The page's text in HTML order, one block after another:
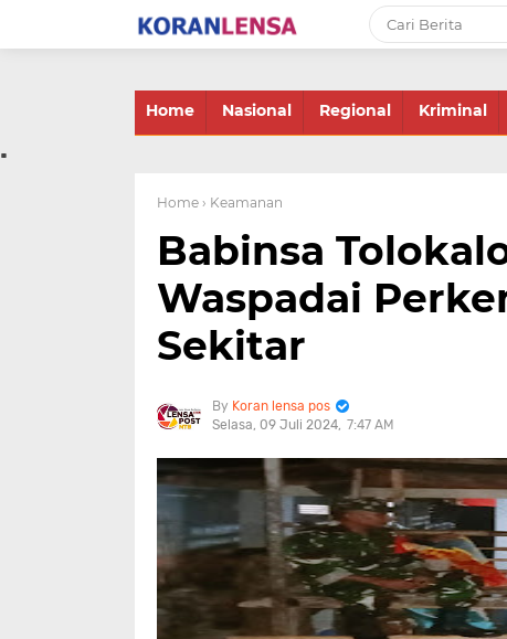
Home Nasional Regional Kriminal
.
Home › Keamanan
Babinsa
Waspadai
Sekitar
Koran lensa pos
Selasa, 09 Juli 2024 7:47 AM